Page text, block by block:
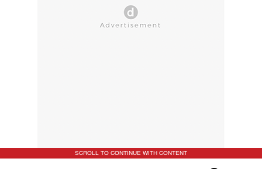
SCROLL TO CONTINUE WITH CONTENT